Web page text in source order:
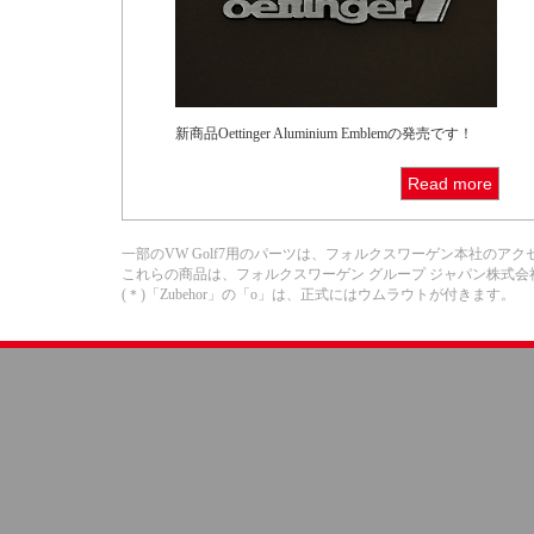
新商品Oettinger Aluminium Emblemの発売です！
Read more
一部のVW Golf7用のパーツは、フォルクスワーゲン本社のアク
これらの商品は、フォルクスワーゲン グループ ジャパン株式
(＊)「Zubehor」の「o」は、正式にはウムラウトが付きます。